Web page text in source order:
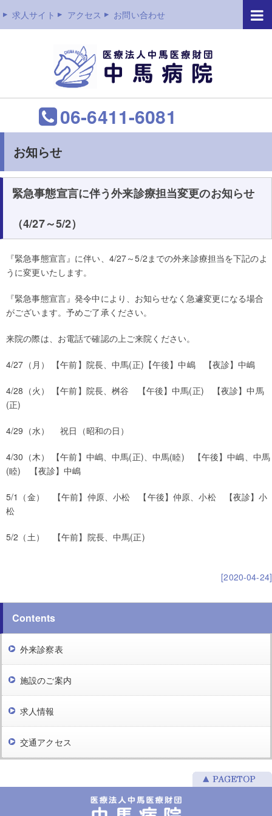
求人サイト アクセス お問い合わせ
06-6411-6081
お知らせ
緊急事態宣言に伴う外来診療担当変更のお知らせ
（4/27～5/2）
『緊急事態宣言』に伴い、4/27～5/2までの外来診療担当を下記のよ
うに変更いたします。
『緊急事態宣言』発令中により、お知らせなく急遽変更になる場合
がございます。予めご了承ください。
来院の際は、お電話で確認の上ご来院ください。
4/27（月） 【午前】院長、中馬(正)【午後】中嶋 【夜診】中嶋
4/28（火） 【午前】院長、桝谷 【午後】中馬(正) 【夜診】中馬
(正)
4/29（水） 祝日（昭和の日）
4/30（木） 【午前】中嶋、中馬(正)、中馬(睦) 【午後】中嶋、中馬
(睦) 【夜診】中嶋
5/1（金） 【午前】仲原、小松 【午後】仲原、小松 【夜診】小
松
5/2（土） 【午前】院長、中馬(正)
[2020-04-24]
Contents
外来診察表
施設のご案内
求人情報
交通アクセス